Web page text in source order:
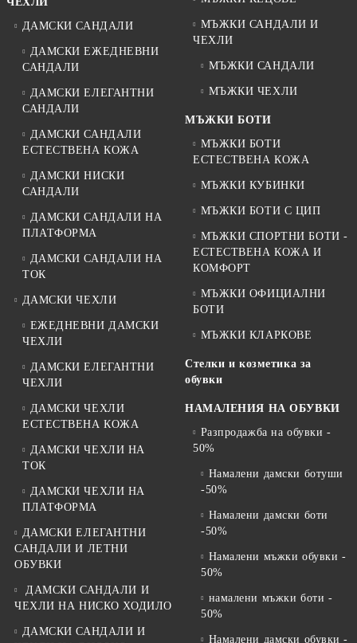
ДАМСКИ САНДАЛИ
ДАМСКИ ЕЖЕДНЕВНИ
САНДАЛИ
ДАМСКИ ЕЛЕГАНТНИ
САНДАЛИ
ДАМСКИ САНДАЛИ
ЕСТЕСТВЕНА КОЖА
ДАМСКИ НИСКИ
САНДАЛИ
ДАМСКИ САНДАЛИ НА
ПЛАТФОРМА
ДАМСКИ САНДАЛИ НА
ТОК
ДАМСКИ ЧЕХЛИ
ЕЖЕДНЕВНИ ДАМСКИ
ЧЕХЛИ
ДАМСКИ ЕЛЕГАНТНИ
ЧЕХЛИ
ДАМСКИ ЧЕХЛИ
ЕСТЕСТВЕНА КОЖА
ДАМСКИ ЧЕХЛИ НА
ТОК
ДАМСКИ ЧЕХЛИ НА
ПЛАТФОРМА
ДАМСКИ ЕЛЕГАНТНИ
САНДАЛИ И ЛЕТНИ
ОБУВКИ
ДАМСКИ САНДАЛИ И
ЧЕХЛИ НА НИСКО ХОДИЛО
ДАМСКИ САНДАЛИ И
МЪЖКИ САНДАЛИ И
ЧЕХЛИ
МЪЖКИ САНДАЛИ
МЪЖКИ ЧЕХЛИ
МЪЖКИ БОТИ
МЪЖКИ БОТИ
ЕСТЕСТВЕНА КОЖА
МЪЖКИ КУБИНКИ
МЪЖКИ БОТИ С ЦИП
МЪЖКИ СПОРТНИ БОТИ -
ЕСТЕСТВЕНА КОЖА И
КОМФОРТ
МЪЖКИ ОФИЦИАЛНИ
БОТИ
МЪЖКИ КЛАРКОВЕ
Стелки и козметика за
обувки
НАМАЛЕНИЯ НА ОБУВКИ
Разпродажба на обувки -
50%
Намалени дамски ботуши
-50%
Намалени дамски боти
-50%
Намалени мъжки обувки -
50%
намалени мъжки боти -
50%
Намалени дамски обувки -